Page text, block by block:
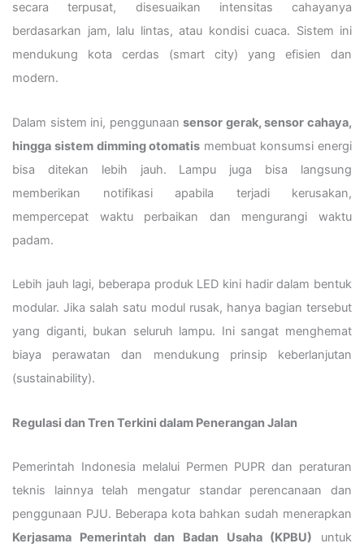
secara terpusat, disesuaikan intensitas cahayanya
berdasarkan jam, lalu lintas, atau kondisi cuaca. Sistem ini
mendukung kota cerdas (smart city) yang efisien dan
modern.
Dalam sistem ini, penggunaansensor gerak, sensor cahaya,
hingga sistem dimming otomatis membuat konsumsi energi
bisa ditekan lebih jauh. Lampu juga bisa langsung
memberikan notifikasi apabila terjadi kerusakan,
mempercepat waktu perbaikan dan mengurangi waktu
padam.
Lebih jauh lagi, beberapa produk LED kini hadir dalam bentuk
modular. Jika salah satu modul rusak, hanya bagian tersebut
yang diganti, bukan seluruh lampu. Ini sangat menghemat
biaya perawatan dan mendukung prinsip keberlanjutan
(sustainability).
Regulasi dan Tren Terkini dalam Penerangan Jalan
Pemerintah Indonesia melalui Permen PUPR dan peraturan
teknis lainnya telah mengatur standar perencanaan dan
penggunaan PJU. Beberapa kota bahkan sudah menerapkan
Kerjasama Pemerintah dan Badan Usaha (KPBU) untuk